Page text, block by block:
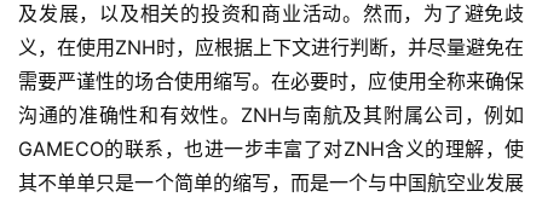
及发展，以及相关的投资和商业活动。然而，为了避免歧
义，在使用ZNH时，应根据上下文进行判断，并尽量避免在
需要严谨性的场合使用缩写。在必要时，应使用全称来确保
沟通的准确性和有效性。ZNH与南航及其附属公司，例如
GAMECO的联系，也进一步丰富了对ZNH含义的理解，使
其不单单只是一个简单的缩写，而是一个与中国航空业发展